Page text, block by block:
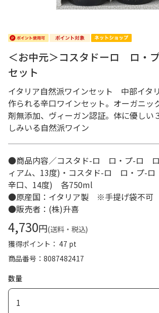
＜お中元＞コスタドーロ ロ・
セット
イタリア自然派ワインセット 中部イタ
作られる辛口ワインセット。オーガニッ
剤無添加、ヴィーガン認証。体に優しい
しみいる自然派ワイン
●商品内容／コスタド-ロ ロ・プ-ロ
ィアム、13度)・コスタド-ロ ロ・プ-ロ
辛口、14度) 各750ml
●原産国：イタリア製 ※手提げ袋不可
●販売者：(株)升喜
4,730円(送料・税込)
獲得ポイント： 47 pt
商品番号
8087482417
数量
1